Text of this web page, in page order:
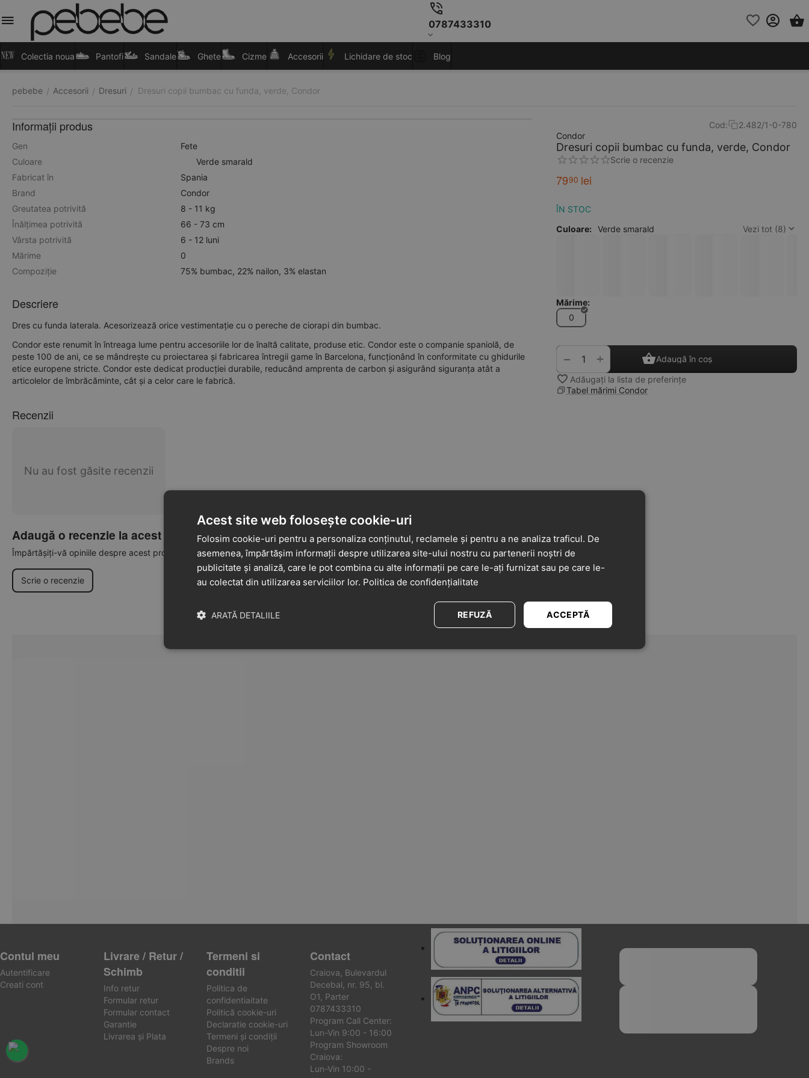
0787433310
Colectia noua Pantofi Sandale Ghete Cizme Accesorii Lichidare de stoc Blog
pebebe / Accesorii / Dresuri / Dresuri copii bumbac cu funda, verde, Condor
Cod:
2.482/1-0-780
Condor
Dresuri copii bumbac cu funda, verde, Condor
Scrie o recenzie
7990 lei
ÎN STOC
Culoare:
Verde smarald Vezi tot (8)
Mărime:
0
+
−
Adaugă în coș
Adăugați la lista de preferințe
Tabel mărimi Condor
Informații produs
Gen
Fete
Culoare
Verde smarald
Fabricat în
Spania
Brand
Condor
Greutatea potrivită
8 - 11 kg
Înălțimea potrivită
66 - 73 cm
Vârsta potrivită
6 - 12 luni
Mărime
0
Compoziție
75% bumbac, 22% nailon, 3% elastan
Descriere
Dres cu funda laterala. Acesorizează orice vestimentație cu o pereche de ciorapi din bumbac.
Condor este renumit în întreaga lume pentru accesoriile lor de înaltă calitate, produse etic. Condor este o companie spaniolă, de
peste 100 de ani, ce se mândrește cu proiectarea și fabricarea întregii game în Barcelona, funcționând în conformitate cu ghidurile
etice europene stricte. Condor este dedicat producției durabile, reducând amprenta de carbon și asigurând siguranța atât a
articolelor de îmbrăcăminte, cât și a celor care le fabrică.
Recenzii
Nu au fost găsite recenzii
Adaugă o recenzie la acest produs
Împărtășiți-vă opiniile despre acest produs cu alți clienți
Scrie o recenzie
Contul meu
Autentificare
Creati cont
Livrare / Retur /
Schimb
Info retur
Formular retur
Formular contact
Garantie
Livrarea și Plata
Termeni si
conditii
Politica de
confidentiaitate
Politică cookie-uri
Declaratie cookie-uri
Termeni și condiții
Despre noi
Brands
Contact
Craiova, Bulevardul
Decebal, nr. 95, bl.
O1, Parter
0787433310
Program Call Center:
Lun-Vin 9:00 - 16:00
Program Showroom
Craiova:
Lun-Vin 10:00 -
Acest site web folosește cookie-uri
Folosim cookie-uri pentru a personaliza conținutul, reclamele și pentru a ne analiza traficul. De
asemenea, împărtășim informații despre utilizarea site-ului nostru cu partenerii noștri de
publicitate și analiză, care le pot combina cu alte informații pe care le-ați furnizat sau pe care le-
au colectat din utilizarea serviciilor lor. Politica de confidențialitate
ACCEPTĂ
REFUZĂ
ARATĂ DETALIILE